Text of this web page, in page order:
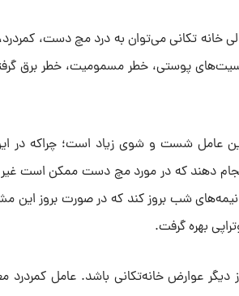
خانه تکانی می‌توان به درد مچ دست،
پوستی، خطر مسمومیت، خطر برق
عامل شست و شوی زیاد است؛ چراکه در
دهند که در مورد مچ دست ممکن است غیر
شب بروز کند که در صورت بروز این
بهره گرفت.
دیگر عوارض خانه‌تکانی باشد. عامل کمردرد